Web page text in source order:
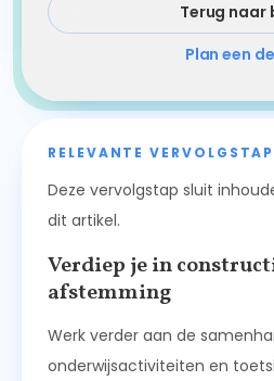
Terug naar
Plan een
RELEVANTE VERVOLGSTAP
Deze vervolgstap sluit
dit artikel.
Verdiep je in
afstemming
Werk verder aan de
onderwijsactiviteiten en